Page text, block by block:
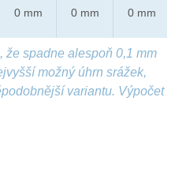
0 mm 0 mm 0 mm
že spadne alespoň 0,1 mm
možný úhrn srážek,
variantu. Výpočet